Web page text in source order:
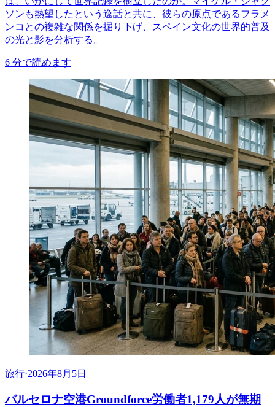
ソンも熱望したという逸話と共に、彼らの原点であるフラメ
ンコとの複雑な関係を掘り下げ、スペイン文化の世界的普及
の光と影を分析する。
6 分で読めます
旅行·2026年8月5日
バルセロナ空港Groundforce労働者1,179人が無期